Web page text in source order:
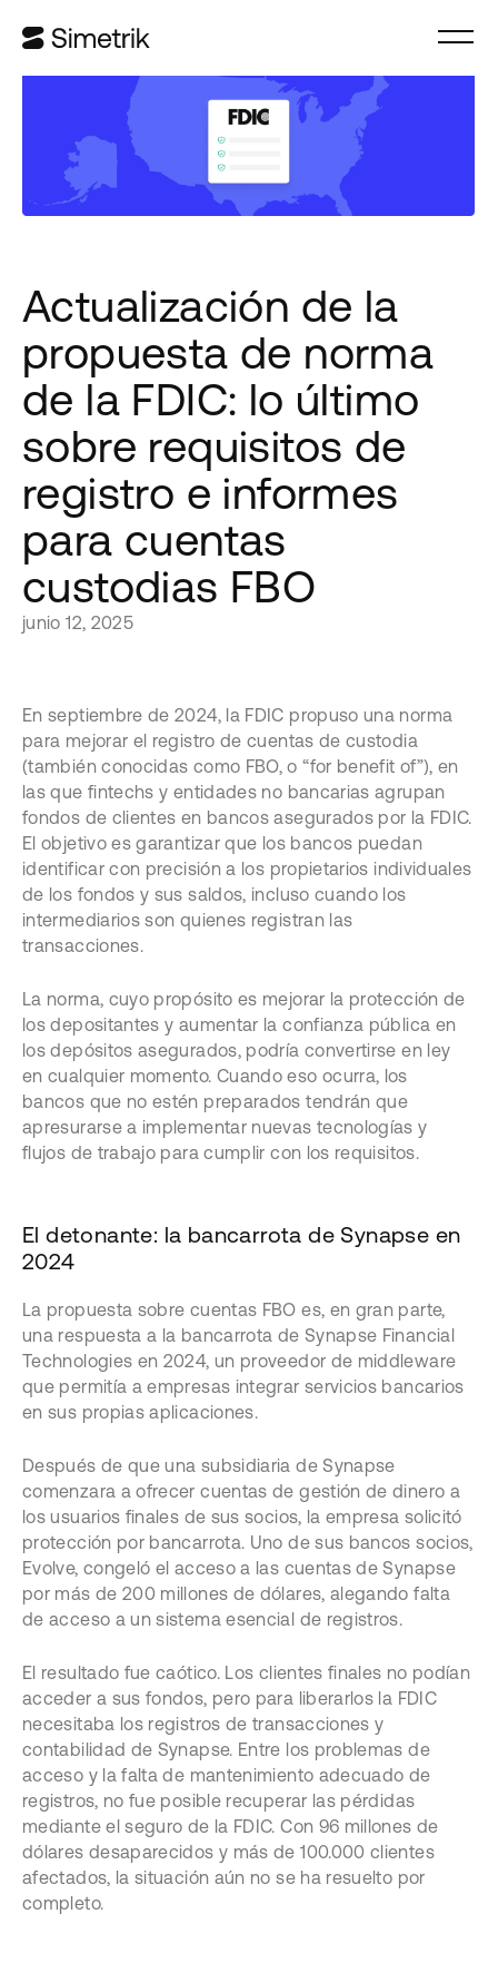
Actualización de la
propuesta de norma
de la FDIC: lo último
sobre requisitos de
registro e informes
para cuentas
custodias FBO
junio 12, 2025
En septiembre de 2024, la FDIC propuso una norma
para mejorar el registro de cuentas de custodia
(también conocidas como FBO, o “for benefit of”), en
las que fintechs y entidades no bancarias agrupan
fondos de clientes en bancos asegurados por la FDIC.
El objetivo es garantizar que los bancos puedan
identificar con precisión a los propietarios individuales
de los fondos y sus saldos, incluso cuando los
intermediarios son quienes registran las
transacciones.
La norma, cuyo propósito es mejorar la protección de
los depositantes y aumentar la confianza pública en
los depósitos asegurados, podría convertirse en ley
en cualquier momento. Cuando eso ocurra, los
bancos que no estén preparados tendrán que
apresurarse a implementar nuevas tecnologías y
flujos de trabajo para cumplir con los requisitos.
El detonante: la bancarrota de Synapse en
2024
La propuesta sobre cuentas FBO es, en gran parte,
una respuesta a la bancarrota de Synapse Financial
Technologies en 2024, un proveedor de middleware
que permitía a empresas integrar servicios bancarios
en sus propias aplicaciones.
Después de que una subsidiaria de Synapse
comenzara a ofrecer cuentas de gestión de dinero a
los usuarios finales de sus socios, la empresa solicitó
protección por bancarrota. Uno de sus bancos socios,
Evolve, congeló el acceso a las cuentas de Synapse
por más de 200 millones de dólares, alegando falta
de acceso a un sistema esencial de registros.
El resultado fue caótico. Los clientes finales no podían
acceder a sus fondos, pero para liberarlos la FDIC
necesitaba los registros de transacciones y
contabilidad de Synapse. Entre los problemas de
acceso y la falta de mantenimiento adecuado de
registros, no fue posible recuperar las pérdidas
mediante el seguro de la FDIC. Con 96 millones de
dólares desaparecidos y más de 100.000 clientes
afectados, la situación aún no se ha resuelto por
completo.